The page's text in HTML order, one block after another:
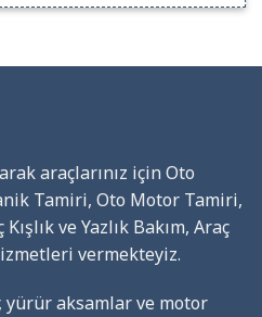
araçlarınız için Oto
Tamiri, Oto Motor Tamiri,
ve Yazlık Bakım, Araç
vermekteyiz.
yürür aksamlar ve motor